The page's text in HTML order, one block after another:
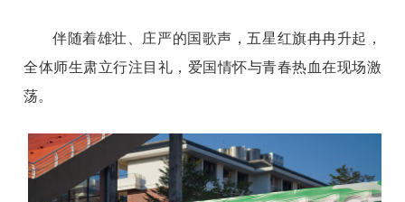
伴随着雄壮、庄严的国歌声，五星红旗冉冉升起，
全体师生肃立行注目礼，爱国情怀与青春热血在现场激
荡。